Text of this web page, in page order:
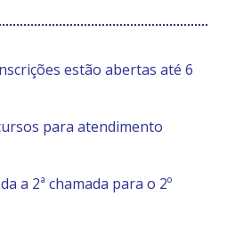
estão abertas até 6
para atendimento
a 2ª chamada para o 2º